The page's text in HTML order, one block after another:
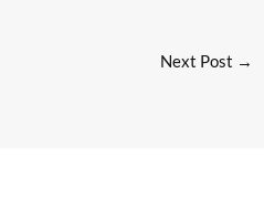
Next Post →